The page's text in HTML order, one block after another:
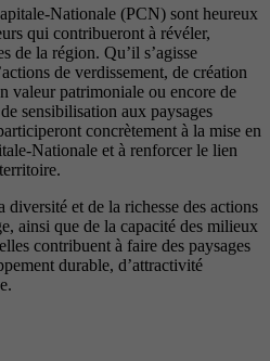
Nationale (PCN) sont heureux
qui contribueront à révéler,
de la région. Qu’il s’agisse
de verdissement, de création
valeur patrimoniale ou encore de
sensibilisation aux paysages
concrètement à la mise en
Nationale et à renforcer le lien
et de la richesse des actions
ainsi que de la capacité des milieux
contribuent à faire des paysages
durable, d’attractivité